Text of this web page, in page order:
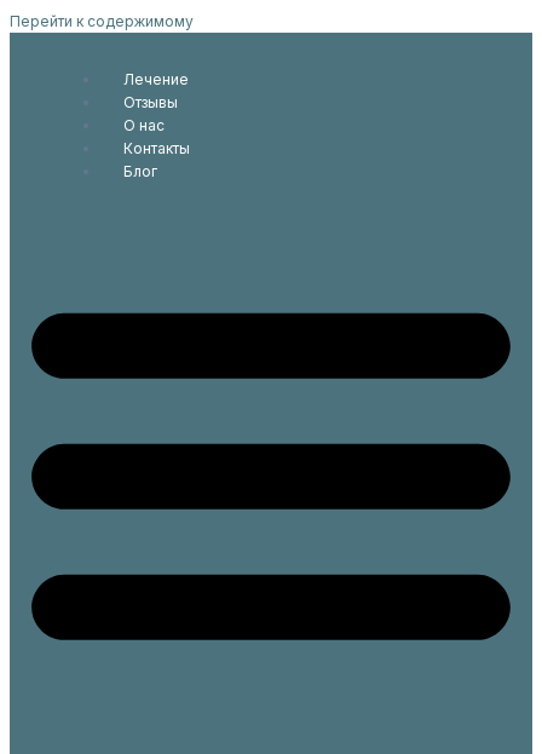
Перейти к содержимому
Лечение
Отзывы
О нас
Контакты
Блог